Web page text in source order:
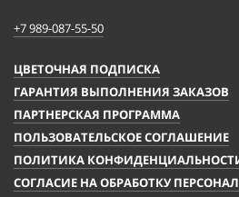
+7 989-087-55-50
ЦВЕТОЧНАЯ ПОДПИСКА
ГАРАНТИЯ ВЫПОЛНЕНИЯ ЗАКАЗОВ
ПАРТНЕРСКАЯ ПРОГРАММА
ПОЛЬЗОВАТЕЛЬСКОЕ СОГЛАШЕНИЕ
ПОЛИТИКА
СОГЛАСИЕ НА ОБРАБОТКУ